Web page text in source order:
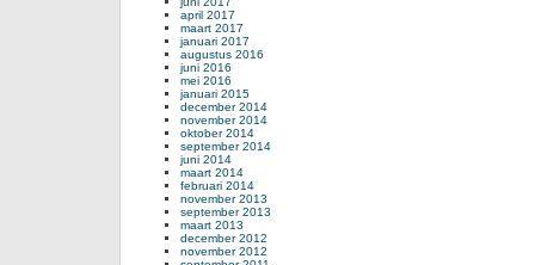
april 2017
maart 2017
januari 2017
augustus 2016
juni 2016
mei 2016
januari 2015
december 2014
november 2014
oktober 2014
september 2014
juni 2014
maart 2014
februari 2014
november 2013
september 2013
maart 2013
december 2012
november 2012